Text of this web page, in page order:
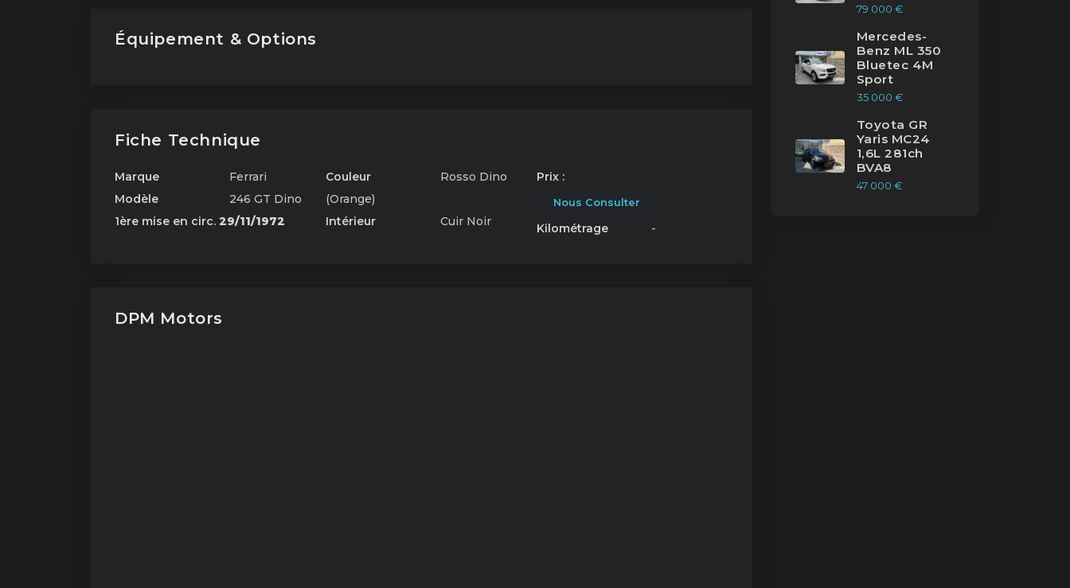
Équipement & Options
Fiche Technique
Marque
Ferrari
Modèle
246 GT Dino
1ère mise en circ. 29/11/1972
Couleur
Rosso Dino
(Orange)
Intérieur
Cuir Noir
Prix :
Nous Consulter
Kilométrage -
DPM Motors
79 000 €
Mercedes-
Benz ML 350
Bluetec 4M
Sport
35 000 €
Toyota GR
Yaris MC24
1,6L 281ch
BVA8
47 000 €